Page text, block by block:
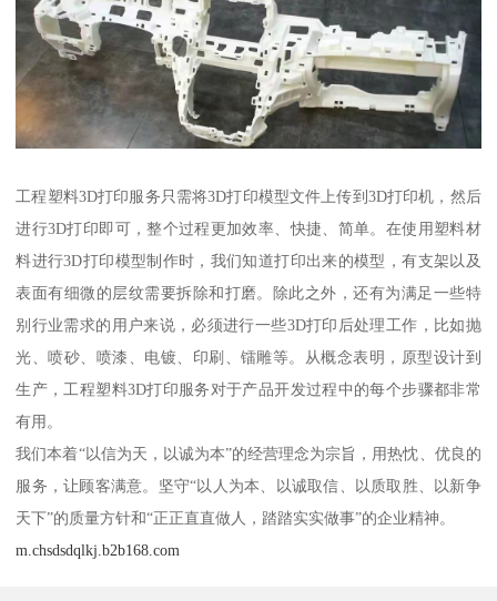
工程塑料3D打印服务只需将3D打印模型文件上传到3D打印机，然后
进行3D打印即可，整个过程更加效率、快捷、简单。在使用塑料材
料进行3D打印模型制作时，我们知道打印出来的模型，有支架以及
表面有细微的层纹需要拆除和打磨。除此之外，还有为满足一些特
别行业需求的用户来说，必须进行一些3D打印后处理工作，比如抛
光、喷砂、喷漆、电镀、印刷、镭雕等。从概念表明，原型设计到
生产，工程塑料3D打印服务对于产品开发过程中的每个步骤都非常
有用。
我们本着“以信为天，以诚为本”的经营理念为宗旨，用热忱、优良的
服务，让顾客满意。坚守“以人为本、以诚取信、以质取胜、以新争
天下”的质量方针和“正正直直做人，踏踏实实做事”的企业精神。
m.chsdsdqlkj.b2b168.com